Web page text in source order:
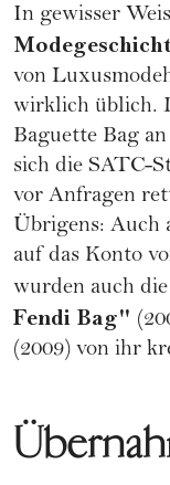
In gewisser
von
wirklich üblich.
Baguette Bag
sich die SATC-
vor Anfragen
Übrigens: Auch
auf das Konto
wurden auch die
Fendi Bag"
(2009) von ihr